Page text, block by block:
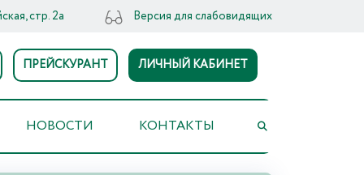
стр. 2а Версия для слабовидящих
ПРЕЙСКУРАНТ ЛИЧНЫЙ КАБИНЕТ
НОВОСТИ КОНТАКТЫ